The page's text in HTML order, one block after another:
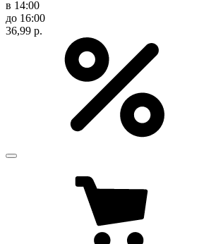
в 14:00
до 16:00
36,99 р.